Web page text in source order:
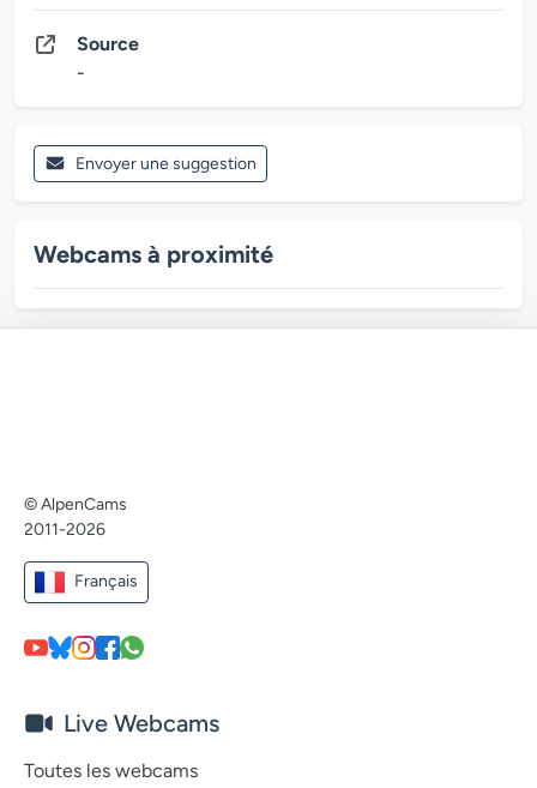
Source
-
Envoyer une suggestion
Webcams à proximité
© AlpenCams
2011-2026
Français
Live Webcams
Toutes les webcams